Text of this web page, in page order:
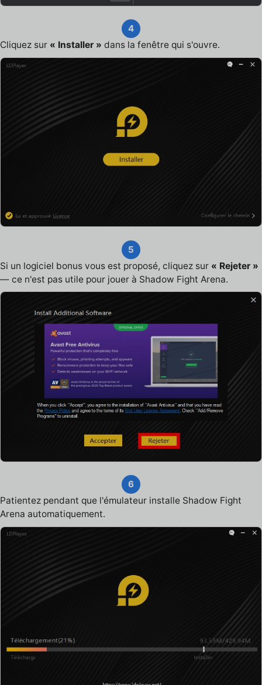
4
Cliquez sur « Installer » dans la fenêtre qui s'ouvre.
5
Si un logiciel bonus vous est proposé, cliquez sur « Rejeter »
— ce n'est pas utile pour jouer à Shadow Fight Arena.
6
Patientez pendant que l'émulateur installe Shadow Fight
Arena automatiquement.